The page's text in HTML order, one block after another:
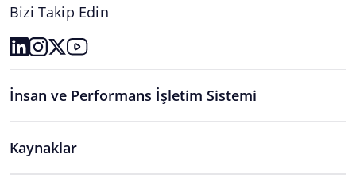
Bizi Takip Edin
İnsan ve Performans İşletim Sistemi
Kaynaklar